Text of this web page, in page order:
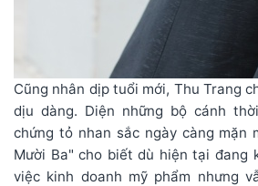
Cũng nhân dịp tuổi mới, Thu Trang
dịu dàng. Diện những bộ cánh
chứng tỏ nhan sắc ngày càng mặn
Mười Ba" cho biết dù hiện tại đang
việc kinh doanh mỹ phẩm nhưng